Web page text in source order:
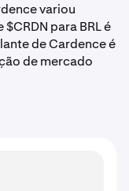
variou
para BRL é
de Cardence é
de mercado